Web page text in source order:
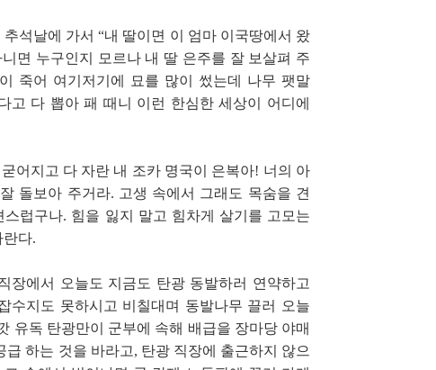
석날에 가서 “내 딸이면 이 엄마 이국땅에서 왔
면 누구인지 모르나 내 딸 은주를 잘 보살펴 주
죽어 여기저기에 묘를 많이 썼는데 나무 팻말
고 다 뽑아 패 때니 이런 한심한 세상이 어디에
어지고 다 자란 내 조카 명국이 은복아! 너의 아
돌보아 주거라. 고생 속에서 그래도 목숨을 견
스럽구나. 힘을 잃지 말고 힘차게 살기를 고모는
다.
장에서 오늘도 지금도 탄광 동발하러 연약하고
수지도 못하시고 비칠대며 동발나무 끌러 오늘
유독 탄광만이 군부에 속해 배급을 장마당 야매
급 하는 것을 바라고, 탄광 직장에 출근하지 않으